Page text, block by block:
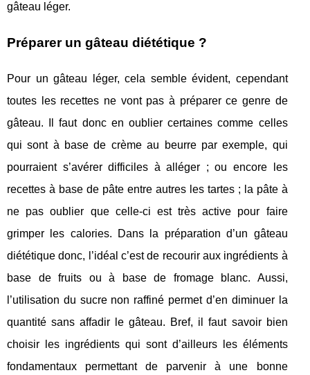
gâteau léger.
Préparer un gâteau diététique ?
Pour un gâteau léger, cela semble évident, cependant
toutes les recettes ne vont pas à préparer ce genre de
gâteau. Il faut donc en oublier certaines comme celles
qui sont à base de crème au beurre par exemple, qui
pourraient s’avérer difficiles à alléger ; ou encore les
recettes à base de pâte entre autres les tartes ; la pâte à
ne pas oublier que celle-ci est très active pour faire
grimper les calories. Dans la préparation d’un gâteau
diététique donc, l’idéal c’est de recourir aux ingrédients à
base de fruits ou à base de fromage blanc. Aussi,
l’utilisation du sucre non raffiné permet d’en diminuer la
quantité sans affadir le gâteau. Bref, il faut savoir bien
choisir les ingrédients qui sont d’ailleurs les éléments
fondamentaux permettant de parvenir à une bonne